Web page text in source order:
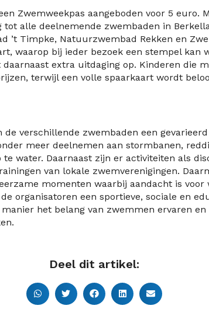
Zwemweekpas aangeboden voor 5 euro.
tot alle deelnemende zwembaden in
’t Timpke, Natuurzwembad Rekken en
waarop bij ieder bezoek een stempel kan
extra uitdaging op. Kinderen die
terwijl een volle spaarkaart wordt
de verschillende zwembaden een
meer deelnemen aan stormbanen,
water. Daarnaast zijn er activiteiten als
van lokale zwemverenigingen.
momenten waarbij aandacht is voor
organisatoren een sportieve, sociale en
het belang van zwemmen ervaren
Deel dit artikel: